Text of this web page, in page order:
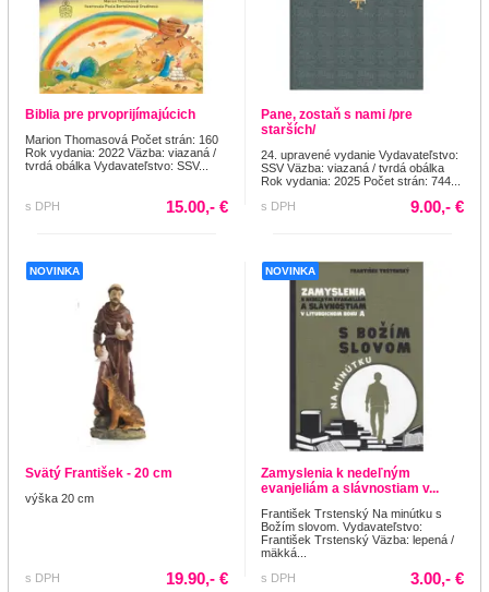
Biblia pre prvoprijímajúcich
Marion Thomasová Počet strán: 160
Rok vydania: 2022 Väzba: viazaná /
tvrdá obálka Vydavateľstvo: SSV...
s DPH 15.00,- €
Pane, zostaň s nami /pre
starších/
24. upravené vydanie Vydavateľstvo:
SSV Väzba: viazaná / tvrdá obálka
Rok vydania: 2025 Počet strán: 744...
s DPH
9.00,- €
NOVINKA
Svätý František - 20 cm
výška 20 cm
s DPH 19.90,- €
NOVINKA
Zamyslenia k nedeľným
evanjeliám a slávnostiam v...
František Trstenský Na minútku s
Božím slovom. Vydavateľstvo:
František Trstenský Väzba: lepená /
mäkká...
s DPH
3.00,- €